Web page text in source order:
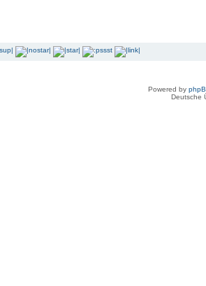
Powered by
Deutsche